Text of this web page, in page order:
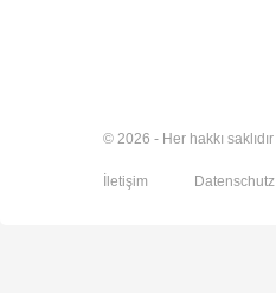
© 2026 - Her hakkı saklıdır
İletişim Datenschutz